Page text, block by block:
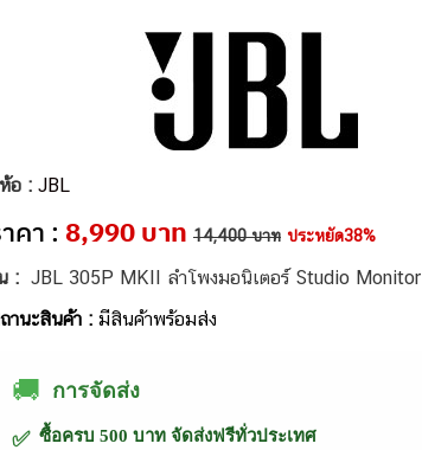
อ : JBL
คา : 8,990 บาท 14,400 บาท ประหยัด38%
: JBL 305P MKII ลำโพงมอนิเตอร์ Studio Monitor
านะสินค้า : มีสินค้าพร้อมส่ง
🚚 การจัดส่ง
✅ ซื้อครบ 500 บาท จัดส่งฟรีทั่วประเทศ